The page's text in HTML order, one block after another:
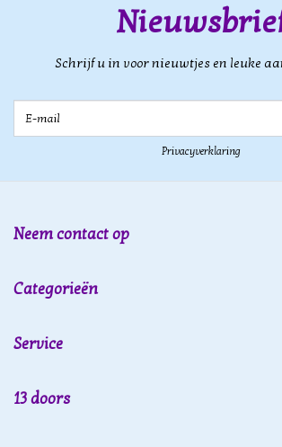
Schrijf u in voor nieuwtjes en leuke
Privacyverklaring
Neem contact op
Categorieën
Service
13 doors